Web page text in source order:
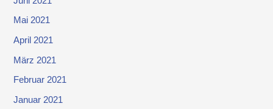
Mai 2021
April 2021
März 2021
Februar 2021
Januar 2021